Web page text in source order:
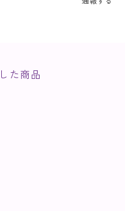
た商品